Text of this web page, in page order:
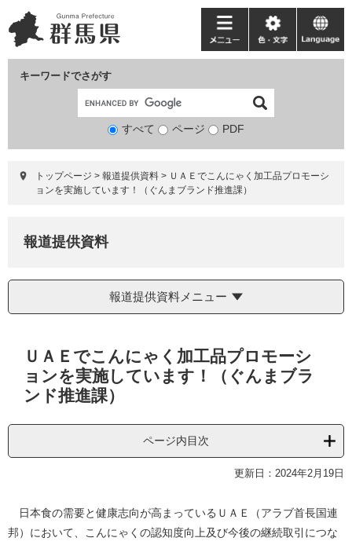
ー
ジ
ニ
ュ
て
キーワードでさがす
検
象
すべて ページ PDF
メ
ニ
ー
色・
文
language
トップページ > 報道提供資料 > ＵＡＥでこんにゃく加工品プロモーシ
ョンを実施しています！（ぐんまブランド推進課）
報道提供資料
報道提供資料メニュー
ＵＡＥでこんにゃく加工品プロモーシ
ョンを実施しています！（ぐんまブラ
ンド推進課）
ページ内目次
更新日：2024年2月19日
日本食の需要と健康志向が高まっているＵＡＥ（アラブ首長国連
邦）において、こんにゃくの認知度向上及び今後の継続取引につな